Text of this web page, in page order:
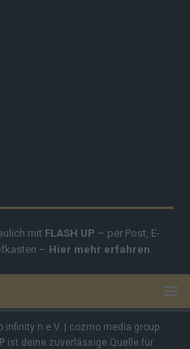
mit FLASH UP – per Post, E-
– Hier mehr erfahren
n.e.V. | cozmo media group
ist deine zuverlässige Quelle für